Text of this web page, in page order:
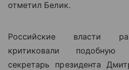
отметил Белик.
Российские власти
критиковали подобную
секретарь президента